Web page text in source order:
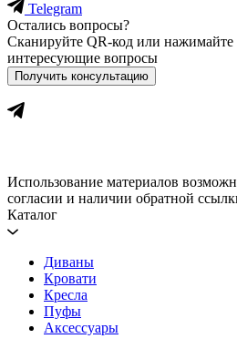
Telegram
Остались вопросы?
Сканируйте QR-код или нажимайте
интересующие вопросы
Получить консультацию
Использование материалов
согласии и наличии обратной
Каталог
Диваны
Кровати
Кресла
Пуфы
Аксессуары